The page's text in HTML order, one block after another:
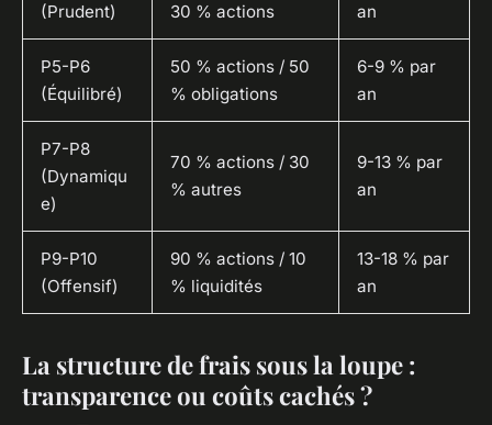
(Prudent)
30 % actions
an
P5-P6
(Équilibré)
50 % actions / 50
% obligations
6-9 % par
an
P7-P8
(Dynamiqu
e)
70 % actions / 30
% autres
9-13 % par
an
P9-P10
(Offensif)
90 % actions / 10
% liquidités
13-18 % par
an
La structure de frais sous la loupe :
transparence ou coûts cachés ?